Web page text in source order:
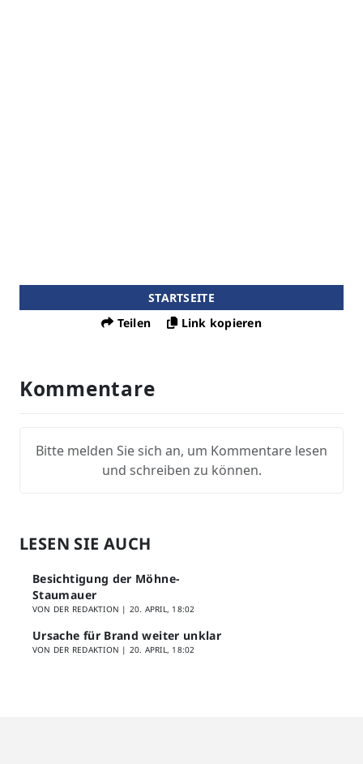
STARTSEITE
Teilen
Link kopieren
Kommentare
Bitte melden Sie sich an, um Kommentare lesen
und schreiben zu können.
LESEN SIE AUCH
Besichtigung der Möhne-
Staumauer
VON DER REDAKTION | 20. APRIL, 18:02
Ursache für Brand weiter unklar
VON DER REDAKTION | 20. APRIL, 18:02